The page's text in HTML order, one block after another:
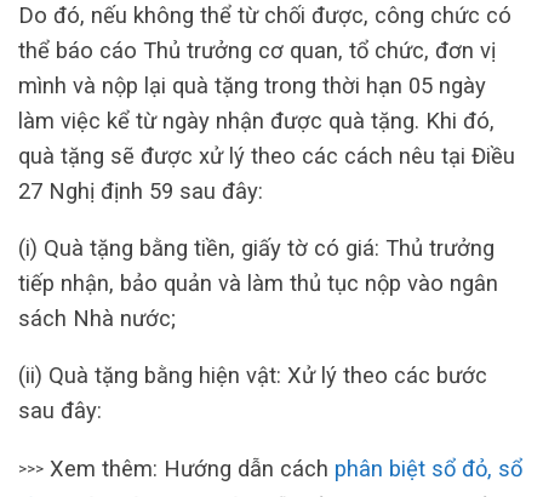
Do đó, nếu không thể từ chối được, công chức có
thể báo cáo Thủ trưởng cơ quan, tổ chức, đơn vị
mình và nộp lại quà tặng trong thời hạn 05 ngày
làm việc kể từ ngày nhận được quà tặng. Khi đó,
quà tặng sẽ được xử lý theo các cách nêu tại Điều
27 Nghị định 59 sau đây:
(i) Quà tặng bằng tiền, giấy tờ có giá: Thủ trưởng
tiếp nhận, bảo quản và làm thủ tục nộp vào ngân
sách Nhà nước;
(ii) Quà tặng bằng hiện vật: Xử lý theo các bước
sau đây:
>>> Xem thêm: Hướng dẫn cách phân biệt sổ đỏ, sổ